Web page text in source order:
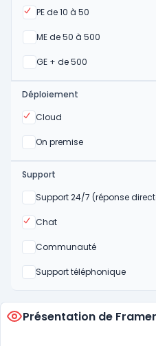
PE de 10 à 50
Oui
ME de 50 à 500
Oui
GE + de 500
Oui
Déploiement
Cloud
Oui
On premise
Oui
Support
Support 24/7 (réponse
Non
Chat
Oui
Communauté
Non
Support téléphonique
Non
Présentation de Framer